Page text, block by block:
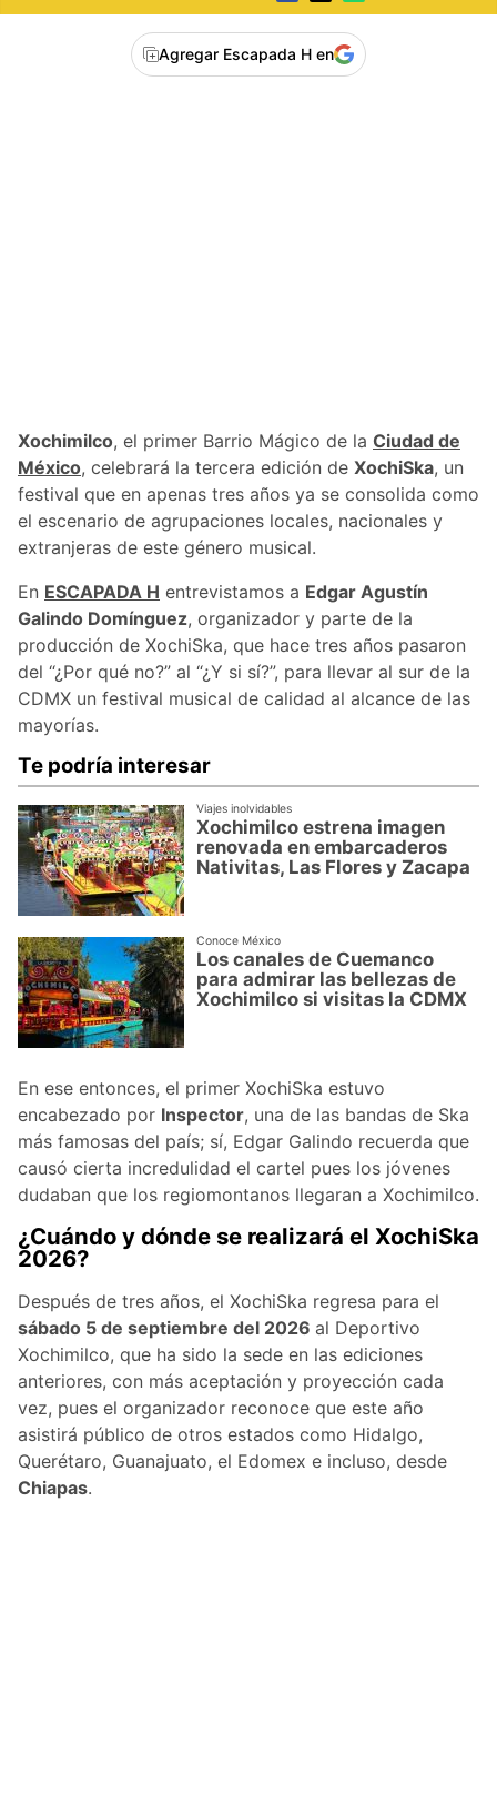
Agregar Escapada H en
Xochimilco, el primer Barrio Mágico de la Ciudad de
México, celebrará la tercera edición de XochiSka, un
festival que en apenas tres años ya se consolida como
el escenario de agrupaciones locales, nacionales y
extranjeras de este género musical.
En ESCAPADA H entrevistamos a Edgar Agustín
Galindo Domínguez, organizador y parte de la
producción de XochiSka, que hace tres años pasaron
del “¿Por qué no?” al “¿Y si sí?”, para llevar al sur de la
CDMX un festival musical de calidad al alcance de las
mayorías.
Te podría interesar
Viajes inolvidables
Xochimilco estrena imagen
renovada en embarcaderos
Nativitas, Las Flores y Zacapa
Conoce México
Los canales de Cuemanco
para admirar las bellezas de
Xochimilco si visitas la CDMX
En ese entonces, el primer XochiSka estuvo
encabezado por Inspector, una de las bandas de Ska
más famosas del país; sí, Edgar Galindo recuerda que
causó cierta incredulidad el cartel pues los jóvenes
dudaban que los regiomontanos llegaran a Xochimilco.
¿Cuándo y dónde se realizará el XochiSka
2026?
Después de tres años, el XochiSka regresa para el
sábado 5 de septiembre del 2026 al Deportivo
Xochimilco, que ha sido la sede en las ediciones
anteriores, con más aceptación y proyección cada
vez, pues el organizador reconoce que este año
asistirá público de otros estados como Hidalgo,
Querétaro, Guanajuato, el Edomex e incluso, desde
Chiapas.